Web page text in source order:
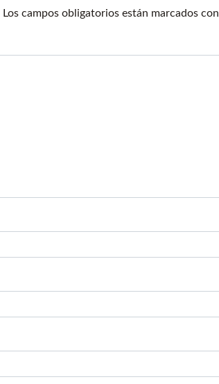
Los campos obligatorios están marcados con